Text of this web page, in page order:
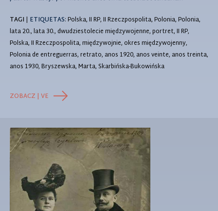
TAGI | ETIQUETAS: Polska, II RP, II Rzeczpospolita, Polonia, Polonia,
lata 20., lata 30., dwudziestolecie międzywojenne, portret, II RP,
Polska, II Rzeczpospolita, międzywojnie, okres międzywojenny,
Polonia de entreguerras, retrato, anos 1920, anos veinte, anos treinta,
anos 1930, Bryszewska, Marta, Skarbińska-Bukowińska
ZOBACZ | VE